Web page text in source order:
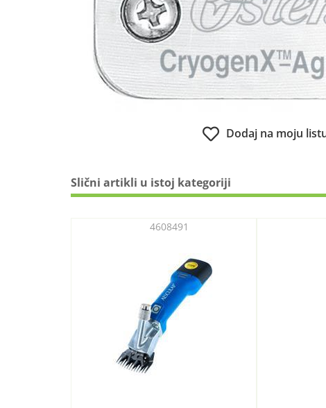
Dodaj na moju
Slični artikli u istoj kategoriji
4608491